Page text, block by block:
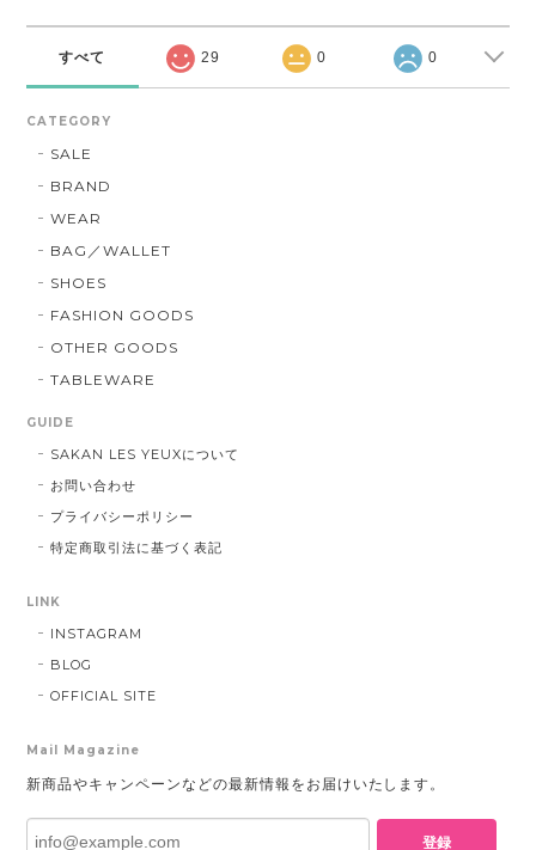
すべて 29 0 0
CATEGORY
SALE
BRAND
WEAR
BAG／WALLET
SHOES
FASHION GOODS
OTHER GOODS
TABLEWARE
GUIDE
SAKAN LES YEUXについて
お問い合わせ
プライバシーポリシー
特定商取引法に基づく表記
LINK
INSTAGRAM
BLOG
OFFICIAL SITE
Mail Magazine
新商品やキャンペーンなどの最新情報をお届けいたします。
登録